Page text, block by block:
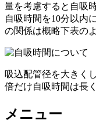
量を考慮すると自吸
自吸時間を10分以内
の関係は概略下表の
吸込配管径を大きく
倍だけ自吸時間は長
メニュー